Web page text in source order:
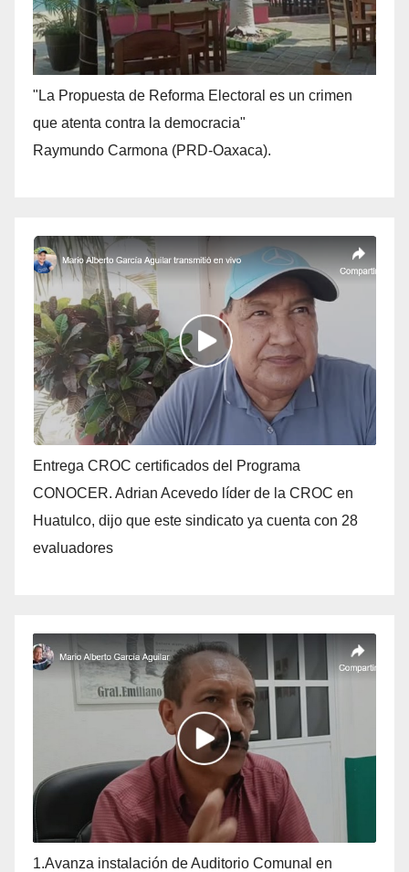
"La Propuesta de Reforma Electoral es un crimen
que atenta contra la democracia"
Raymundo Carmona (PRD-Oaxaca).
Entrega CROC certificados del Programa
CONOCER. Adrian Acevedo líder de la CROC en
Huatulco, dijo que este sindicato ya cuenta con 28
evaluadores
1.Avanza instalación de Auditorio Comunal en